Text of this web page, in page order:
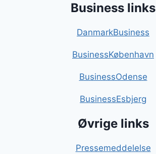
Business links
DanmarkBusiness
BusinessKøbenhavn
BusinessOdense
BusinessEsbjerg
Øvrige links
Pressemeddelelse